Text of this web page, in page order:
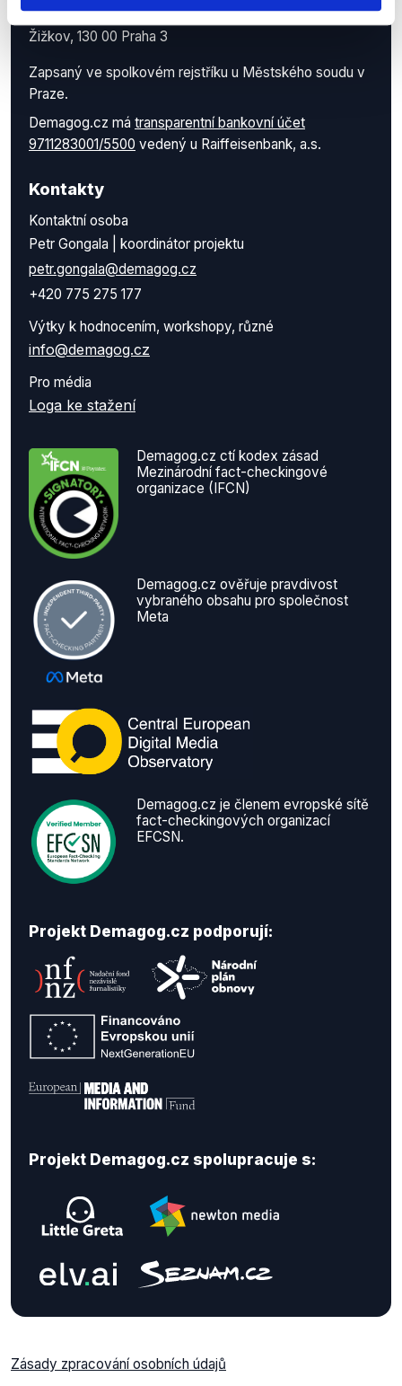
se sídlem Roháčova 145/14
Žižkov, 130 00 Praha 3
Zapsaný ve spolkovém rejstříku u Městského soudu v
Praze.
Demagog.cz má transparentní bankovní účet
9711283001/5500 vedený u Raiffeisenbank, a.s.
Kontakty
Kontaktní osoba
Petr Gongala | koordinátor projektu
petr.gongala@demagog.cz
+420 775 275 177
Výtky k hodnocením, workshopy, různé
info@demagog.cz
Pro média
Loga ke stažení
Demagog.cz ctí kodex zásad
Mezinárodní fact-checkingové
organizace (IFCN)
Demagog.cz ověřuje pravdivost
vybraného obsahu pro společnost
Meta
Demagog.cz je členem evropské sítě
fact-checkingových organizací
EFCSN.
Projekt Demagog.cz podporují:
Projekt Demagog.cz spolupracuje s:
Zásady zpracování osobních údajů